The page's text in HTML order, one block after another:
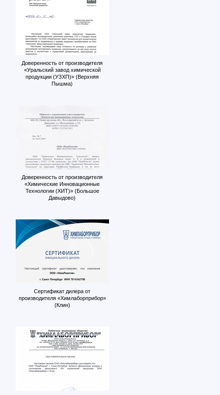
Доверенность от производителя
«Уральский завод химической
продукции (УЗХП)» (Верхняя
Пышма)
Доверенность от производителя
«Химические Инновационные
Технологии (ХИТ)» (Большое
Давыдово)
Сертификат дилера от
производителя «Химлаборприбор»
(Клин)